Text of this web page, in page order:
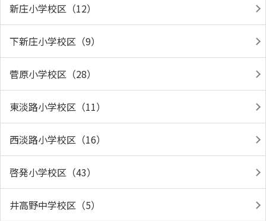
新庄小学校区（12）
下新庄小学校区（9）
菅原小学校区（28）
東淡路小学校区（11）
西淡路小学校区（16）
啓発小学校区（43）
井高野中学校区（5）